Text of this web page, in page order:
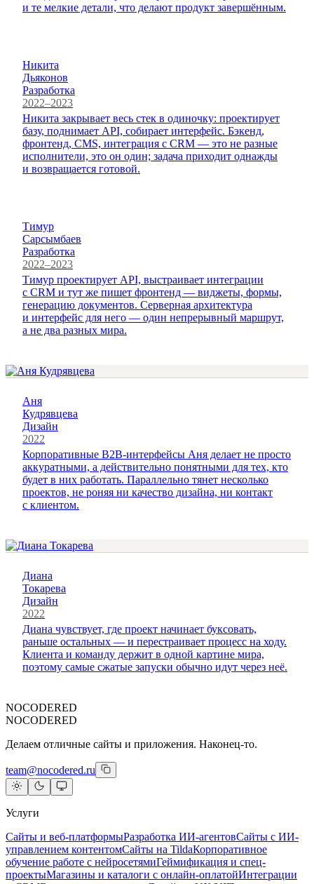
и те мелкие детали, что делают продукт завершённым.
Никита
Дьяконов
Разработка
2022–2023
Никита закрывает весь стек в одиночку: проектирует
базу, поднимает API, собирает интерфейс. Бэкенд,
фронтенд, CMS, интеграция с CRM — это не разные
исполнители, это он один; задача приходит однажды
и возвращается готовой.
Тимур
Сарсымбаев
Разработка
2022–2023
Тимур проектирует API, выстраивает интеграции
с CRM и тут же пишет фронтенд — виджеты, формы,
генерацию документов. Серверная архитектура
и интерфейс для него — один непрерывный маршрут,
а не два разных мира.
Аня
Кудрявцева
Дизайн
2022
Корпоративные B2B-интерфейсы Аня делает не просто
аккуратными, а действительно понятными для тех, кто
будет в них работать. Параллельно тянет несколько
проектов, не роняя ни качество дизайна, ни контакт
с клиентом.
Диана
Токарева
Дизайн
2022
Диана чувствует, где проект начинает буксовать,
раньше остальных — и перестраивает процесс на ходу.
Клиента и команду держит в одной картине мира,
поэтому самые сжатые запуски обычно идут через неё.
NOCODERED
NOCODERED
Делаем отличные сайты и приложения. Наконец-то.
team@nocodered.ru
Услуги
Сайты и веб-платформыРазработка ИИ-агентовСайты с ИИ-
управлением контентомСайты на TildaКорпоративное
обучение работе с нейросетямиГеймификация и спец-
проектыМагазины и каталоги с онлайн-оплатойИнтеграции